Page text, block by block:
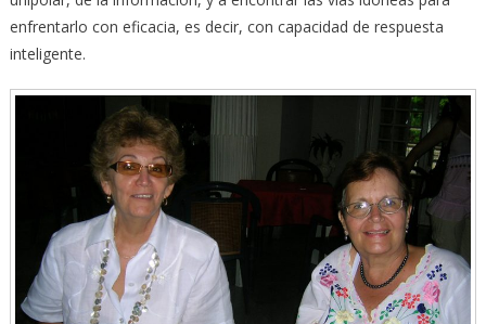
enfrentarlo con eficacia, es decir, con capacidad de respuesta
inteligente.